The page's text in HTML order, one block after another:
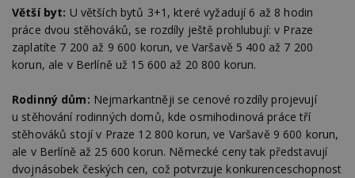
Větší byt: U větších bytů 3+1, které vyžadují 6 až 8 hodin
práce dvou stěhováků, se rozdíly ještě prohlubují: v Praze
zaplatíte 7 200 až 9 600 korun, ve Varšavě 5 400 až 7 200
korun, ale v Berlíně už 15 600 až 20 800 korun.
Rodinný dům: Nejmarkantněji se cenové rozdíly projevují
u stěhování rodinných domů, kde osmihodinová práce tří
stěhováků stojí v Praze 12 800 korun, ve Varšavě 9 600 korun,
ale v Berlíně až 25 600 korun. Německé ceny tak představují
dvojnásobek českých cen, což potvrzuje konkurenceschopnost